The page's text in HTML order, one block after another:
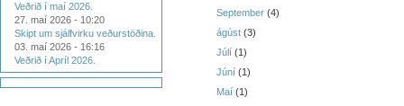
Veðrið í maí 2026.
27. maí 2026 - 10:20
Skipt um sjálfvirku veðurstöðina.
03. maí 2026 - 16:16
Veðrið í Apríl 2026.
September (4)
ágúst (3)
Júlí (1)
Júní (1)
Maí (1)